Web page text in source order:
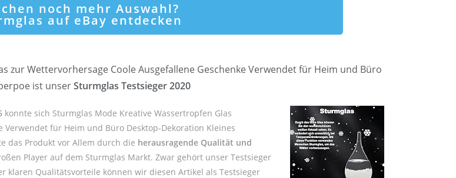
noch mehr Auswahl?
auf eBay entdecken
zur Wettervorhersage Coole Ausgefallene Geschenke Verwendet für Heim und Büro
ist unserSturmglas Testsieger 2020
konnte sich Sturmglas Mode Kreative Wassertropfen Glas
für Heim und Büro Desktop-Dekoration Kleines
das Produkt vor Allem durch die herausragende Qualität und
Player auf dem Sturmglas Markt. Zwar gehört unser Testsieger
Qualitätsvorteile können wir diesen Artikel als Testsieger